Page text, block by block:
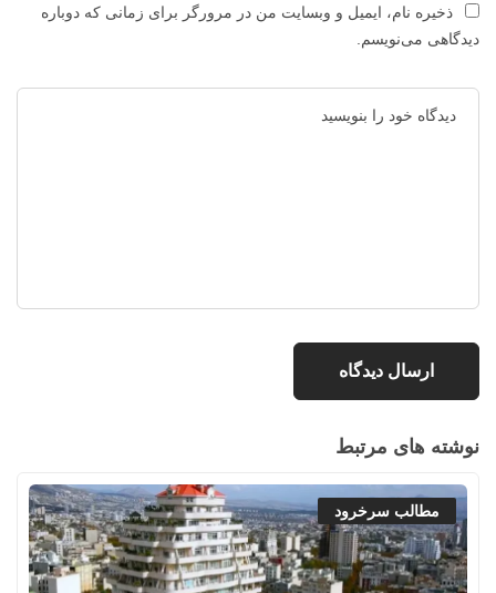
ذخیره نام، ایمیل و وبسایت من در مرورگر برای زمانی که دوباره
دیدگاهی می‌نویسم.
نوشته های مرتبط
مطالب سرخرود